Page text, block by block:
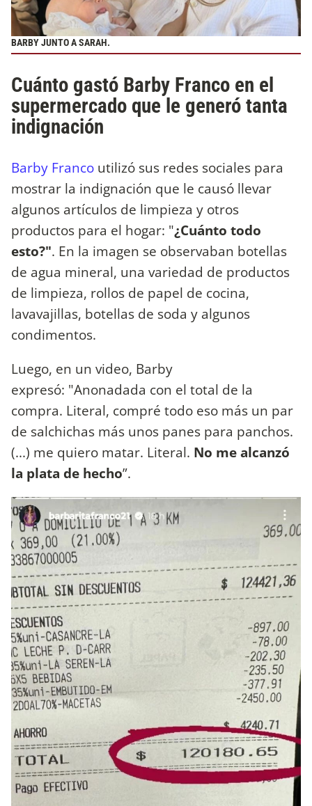
BARBY JUNTO A SARAH.
Cuánto gastó Barby Franco en el
supermercado que le generó tanta
indignación
Barby Franco utilizó sus redes sociales para
mostrar la indignación que le causó llevar
algunos artículos de limpieza y otros
productos para el hogar: "¿Cuánto todo
esto?". En la imagen se observaban botellas
de agua mineral, una variedad de productos
de limpieza, rollos de papel de cocina,
lavavajillas, botellas de soda y algunos
condimentos.
Luego, en un video, Barby
expresó: "Anonadada con el total de la
compra. Literal, compré todo eso más un par
de salchichas más unos panes para panchos.
(...) me quiero matar. Literal. No me alcanzó
la plata de hecho”.